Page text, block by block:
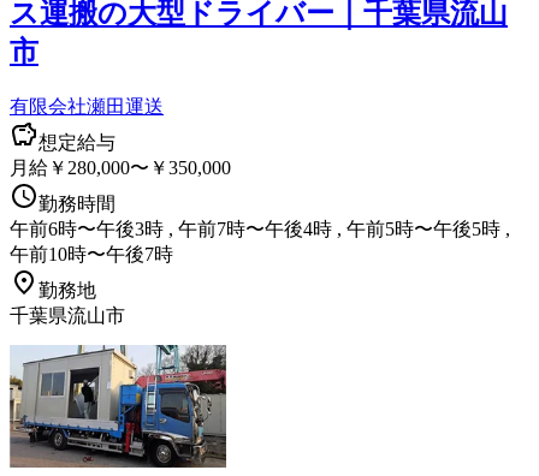
ス運搬の大型ドライバー｜千葉県流山
市
有限会社瀬田運送
想定給与
月給￥280,000〜￥350,000
勤務時間
午前6時〜午後3時 , 午前7時〜午後4時 , 午前5時〜午後5時 ,
午前10時〜午後7時
勤務地
千葉県流山市